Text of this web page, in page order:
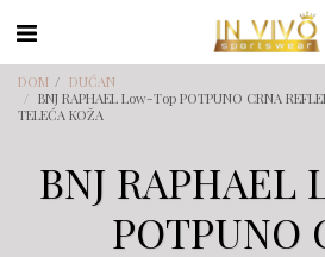
DOM
DUĆAN
BNJ RAPHAEL Low-Top POTPUNO CRNA
TELEĆA KOŽA
BNJ RAPHAEL
POTPUNO